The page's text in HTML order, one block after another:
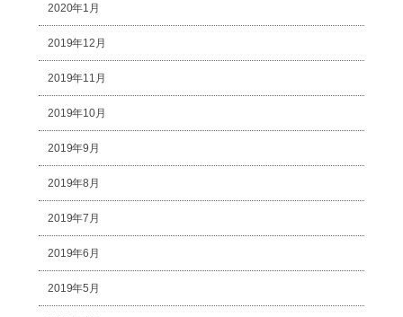
2020年1月
2019年12月
2019年11月
2019年10月
2019年9月
2019年8月
2019年7月
2019年6月
2019年5月